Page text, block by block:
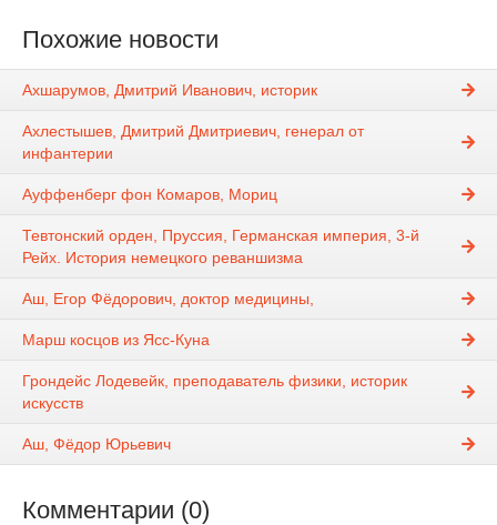
Похожие новости
Ахшарумов, Дмитрий Иванович, историк
Ахлестышев, Дмитрий Дмитриевич, генерал от
инфантерии
Ауффенберг фон Комаров, Мориц
Тевтонский орден, Пруссия, Германская империя, 3-й
Рейх. История немецкого реваншизма
Аш, Егор Фёдорович, доктор медицины,
Марш косцов из Ясс-Куна
Грондейс Лодевейк, преподаватель физики, историк
искусств
Аш, Фёдор Юрьевич
Комментарии (0)